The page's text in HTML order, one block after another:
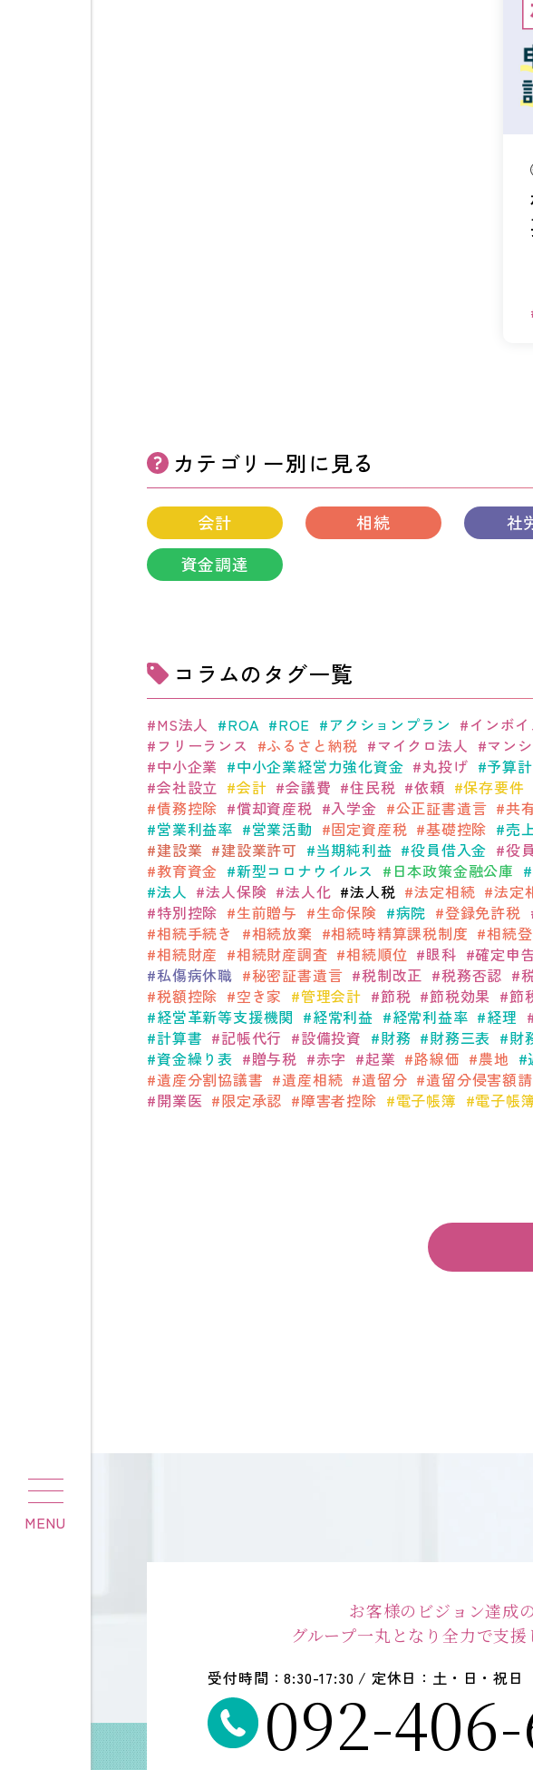
MENU
カテゴリー別に見る
会計 相続 社
資金調達
コラムのタグ一覧
MS法人 ROA ROE アクションプラン インボ
フリーランス
ふるさと納税 マイクロ法人 マン
中小企業
中小企業経営力強化資金 丸投げ 予算
会社設立
会計 会議費 住民税 依頼 保存要件
債務控除
償却資産税 入学金 公正証書遺言 共
営業利益率
営業活動 固定資産税 基礎控除 売
建設業
建設業許可 当期純利益 役員借入金 役
教育資金
新型コロナウイルス 日本政策金融公庫
法人
法人保険 法人化 法人税 法定相続 法定
特別控除
生前贈与 生命保険 病院 登録免許税
相続手続き
相続放棄 相続時精算課税制度 相続
相続財産
相続財産調査 相続順位 眼科 確定申
私傷病休職
秘密証書遺言 税制改正 税務否認
税額控除
空き家 管理会計 節税 節税効果 節
経営革新等支援機関
経常利益 経常利益率 経理
計算書
記帳代行 設備投資 財務 財務三表 財
資金繰り表
贈与税 赤字 起業 路線価 農地
遺産分割協議書
遺産相続 遺留分 遺留分侵害額
開業医
限定承認 障害者控除 電子帳簿 電子帳
お客様のビジョン達成
グループ一丸となり 全力で支援
受付時間：8:30-17:30 / 定休日：土・日・祝日
092-